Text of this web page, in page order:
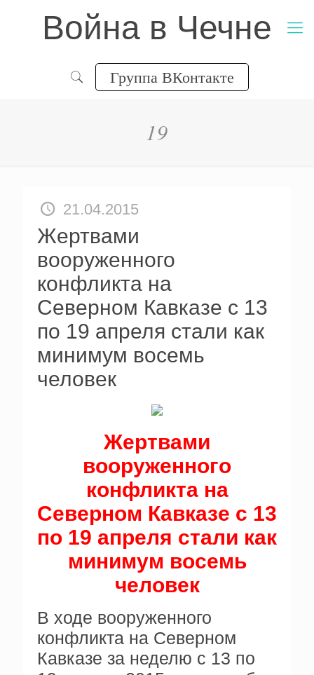
Война в Чечне
Группа ВКонтакте
19
21.04.2015
Жертвами
вооруженного
конфликта на
Северном Кавказе с 13
по 19 апреля стали как
минимум восемь
человек
Жертвами
вооруженного
конфликта на
Северном Кавказе с 13
по 19 апреля стали как
минимум восемь
человек
В ходе вооруженного
конфликта на Северном
Кавказе за неделю с 13 по